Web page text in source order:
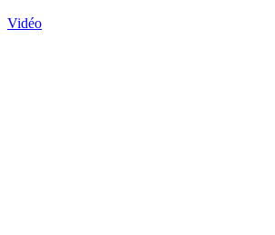
Vidéo